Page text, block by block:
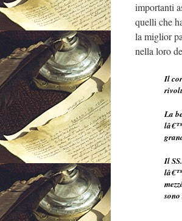
importanti
quelli che
la miglior
nella loro
Il
La
Il